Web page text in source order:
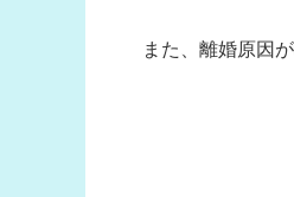
また、離婚原因